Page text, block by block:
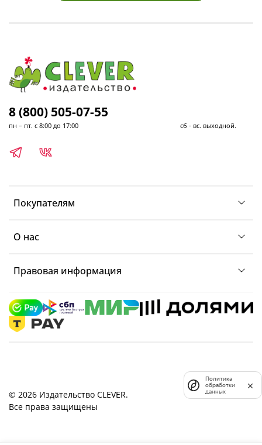
Покупателям
О нас
Правовая информация
8 (800) 505-07-55
пн – пт. с 8:00 до 17:00 сб - вс. выходной.
© 2026 Издательство CLEVER.
Все права защищены
Политика
обработки
данных